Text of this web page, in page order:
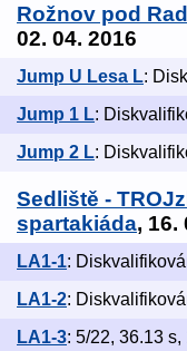
Rožnov pod
02. 04. 2016
Jump U Lesa L:
Jump 1 L:
Jump 2 L:
Sedliště -
spartakiáda, 16.
LA1-1:
LA1-2:
LA1-3: 5/22, 36.13 s,